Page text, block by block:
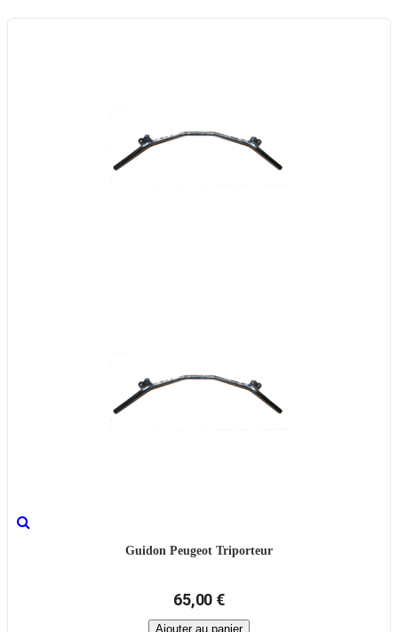
Guidon Peugeot Triporteur
65,00 €
Ajouter au panier